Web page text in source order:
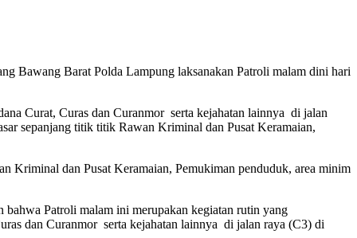
Bawang Barat Polda Lampung laksanakan Patroli malam dini hari
Curat, Curas dan Curanmor serta kejahatan lainnya di jalan
sepanjang titik titik Rawan Kriminal dan Pusat Keramaian,
dan Pusat Keramaian, Pemukiman penduduk, area minim
Patroli malam ini merupakan kegiatan rutin yang
dan Curanmor serta kejahatan lainnya di jalan raya (C3) di